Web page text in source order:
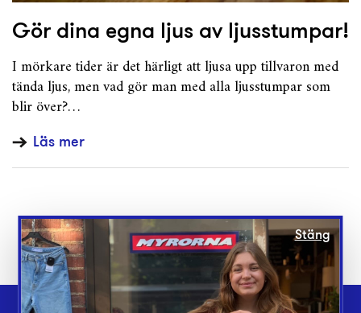
Gör dina egna ljus av ljusstumpar!
I mörkare tider är det härligt att ljusa upp tillvaron med
tända ljus, men vad gör man med alla ljusstumpar som
blir över?…
Läs mer
Stäng